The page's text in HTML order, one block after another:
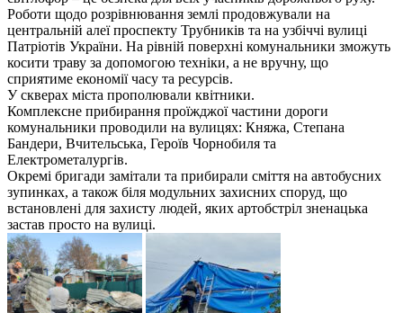
Роботи щодо розрівнювання землі продовжували на
центральній алеї проспекту Трубників та на узбіччі вулиці
Патріотів України. На рівній поверхні комунальники зможуть
косити траву за допомогою техніки, а не вручну, що
сприятиме економії часу та ресурсів.
У скверах міста прополювали квітники.
Комплексне прибирання проїжджої частини дороги
комунальники проводили на вулицях: Княжа, Степана
Бандери, Вчительська, Героїв Чорнобиля та
Електрометалургів.
Окремі бригади замітали та прибирали сміття на автобусних
зупинках, а також біля модульних захисних споруд, що
встановлені для захисту людей, яких артобстріл зненацька
застав просто на вулиці.